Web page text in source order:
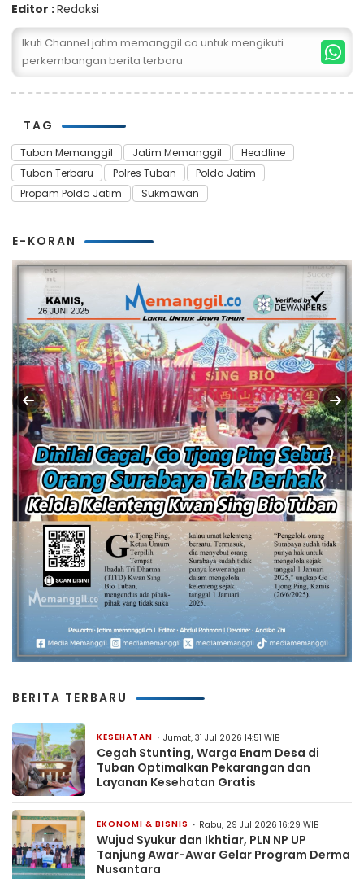
Editor :Redaksi
Ikuti Channel jatim.memanggil.co untuk mengikuti
perkembangan berita terbaru
TAG
Tuban Memanggil Jatim Memanggil
Headline
Tuban Terbaru
Polres Tuban
Polda Jatim
Propam Polda Jatim
Sukmawan
E-KORAN
BERITA TERBARU
KESEHATAN Jumat, 31 Jul 2026 14:51 WIB
Cegah Stunting, Warga Enam Desa di
Tuban Optimalkan Pekarangan dan
Layanan Kesehatan Gratis
EKONOMI & BISNIS Rabu, 29 Jul 2026 16:29 WIB
Wujud Syukur dan Ikhtiar, PLN NP UP
Tanjung Awar-Awar Gelar Program Derma
Nusantara